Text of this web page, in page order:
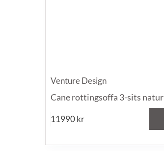
Venture Design
Cane rottingsoffa 3-sits natur
11990kr